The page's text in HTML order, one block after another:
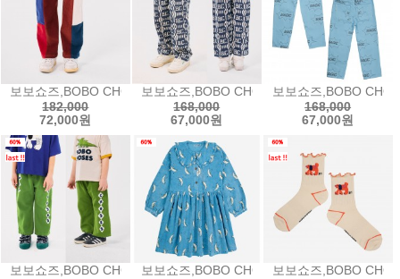
보보쇼즈,BOBO CHOSES Bobo Choses color block corduroy
182,000
72,000원
보보쇼즈,BOBO CHOSES B.C Vintage all
168,000
67,000원
보보쇼즈,BOBO
168,000
67,000원
보보쇼즈,BOBO CHOSES Bobo Choses Diamonds straight pants다
보보쇼즈,BOBO CHOSES Beneath the
보보쇼즈,BOBO